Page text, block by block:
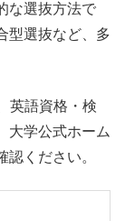
な選抜方法で
型選抜など、多
英語資格・検
大学公式ホーム
認ください。